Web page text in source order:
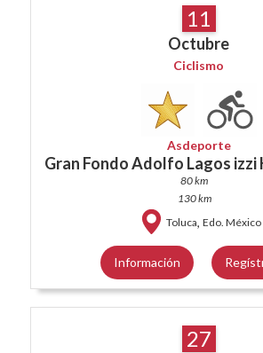
11
Octubre
Ciclismo
Asdeporte
Gran Fondo Adolfo Lagos izzi
80 km
130 km
Toluca, Edo. México
Información
27